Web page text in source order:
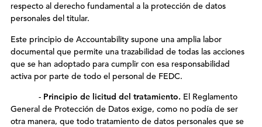
respecto al derecho fundamental a la protección de datos
personales del titular.
Este principio de Accountability supone una amplia labor
documental que permite una trazabilidad de todas las acciones
que se han adoptado para cumplir con esa responsabilidad
activa por parte de todo el personal de FEDC.
- Principio de licitud del tratamiento. El Reglamento
General de Protección de Datos exige, como no podía de ser
otra manera, que todo tratamiento de datos personales que se